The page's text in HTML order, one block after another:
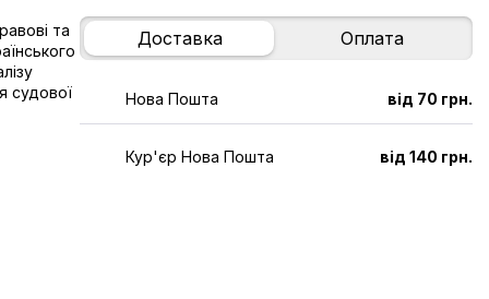
та
судової
Доставка Оплата
Нова Пошта від 70 грн.
Кур'єр Нова Пошта від 140 грн.